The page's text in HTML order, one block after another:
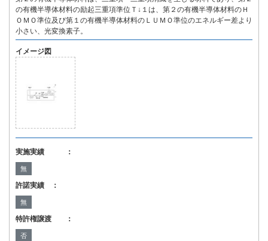
の有機半導体材料の励起三重項準位Ｔ↓１は、第２の有機半導体材料のＨ
ＯＭＯ準位及び第１の有機半導体材料のＬＵＭＯ準位のエネルギー差より
小さい、光変換素子。
イメージ図
実施実績 ：
無
許諾実績 ：
無
特許権譲渡 ：
否